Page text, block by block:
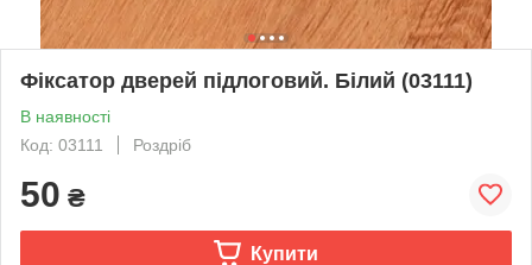
Фіксатор дверей підлоговий. Білий (03111)
В наявності
Код: 03111
Роздріб
50 ₴
Купити